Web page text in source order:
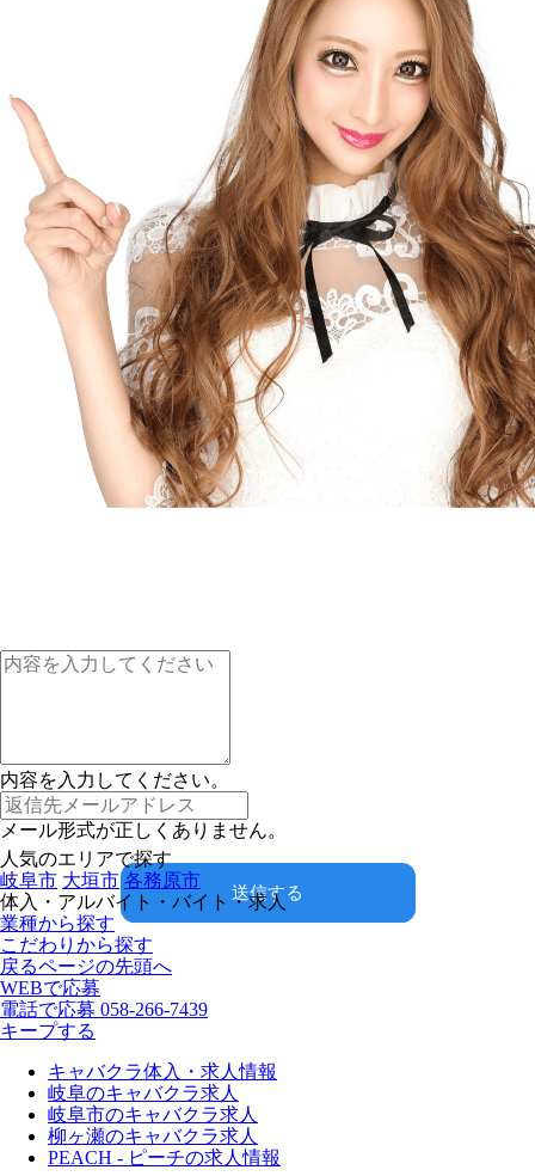
内容を入力してください。
メール形式が正しくありません。
送信する
人気のエリアで探す
岐阜市 大垣市 各務原市
体入・アルバイト・バイト・求人
業種から探す
こだわりから探す
戻るページの先頭へ
WEBで応募
電話で応募 058-266-7439
キープする
キャバクラ体入・求人情報
岐阜のキャバクラ求人
岐阜市のキャバクラ求人
柳ヶ瀬のキャバクラ求人
PEACH - ピーチの求人情報